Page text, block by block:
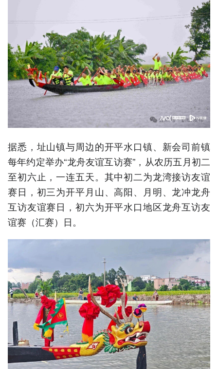
据悉，址山镇与周边的开平水口镇、新会司前镇
每年约定举办“龙舟友谊互访赛”，从农历五月初二
至初六止，一连五天。其中初二为龙湾接访友谊
赛日，初三为开平月山、高阳、月明、龙冲龙舟
互访友谊赛日，初六为开平水口地区龙舟互访友
谊赛（汇赛）日。